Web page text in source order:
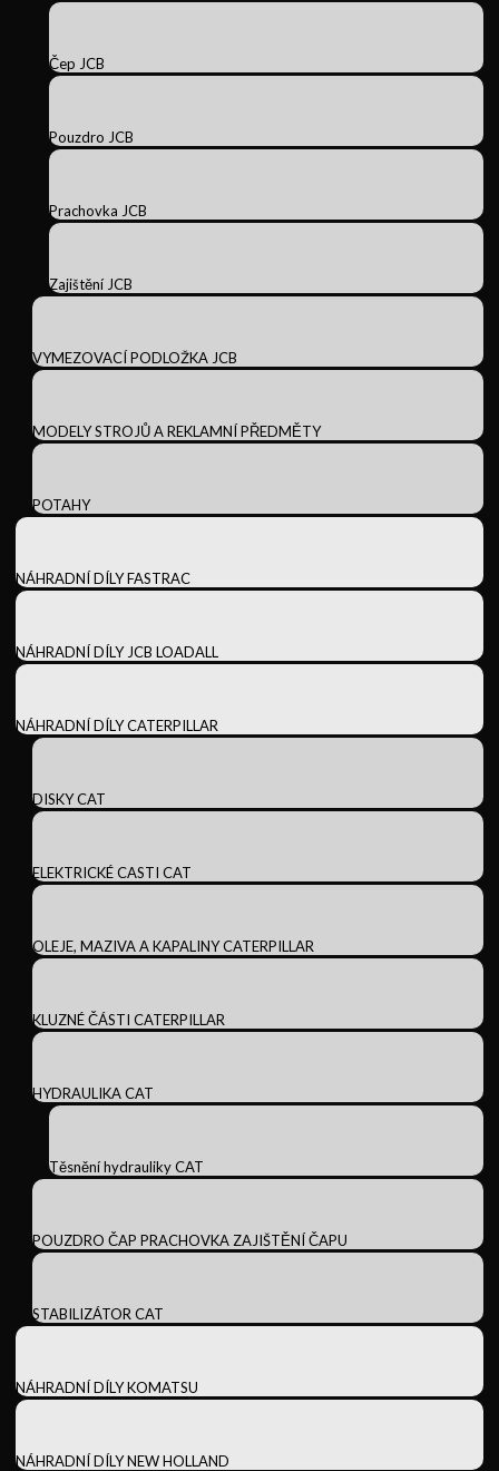
Čep JCB
Pouzdro JCB
Prachovka JCB
Zajištění JCB
VYMEZOVACÍ PODLOŽKA JCB
MODELY STROJŮ A REKLAMNÍ PŘEDMĚTY
POTAHY
NÁHRADNÍ DÍLY FASTRAC
NÁHRADNÍ DÍLY JCB LOADALL
NÁHRADNÍ DÍLY CATERPILLAR
DISKY CAT
ELEKTRICKÉ CASTI CAT
OLEJE, MAZIVA A KAPALINY CATERPILLAR
KLUZNÉ ČÁSTI CATERPILLAR
HYDRAULIKA CAT
Těsnění hydrauliky CAT
POUZDRO ČAP PRACHOVKA ZAJIŠTĚNÍ ČAPU
STABILIZÁTOR CAT
NÁHRADNÍ DÍLY KOMATSU
NÁHRADNÍ DÍLY NEW HOLLAND